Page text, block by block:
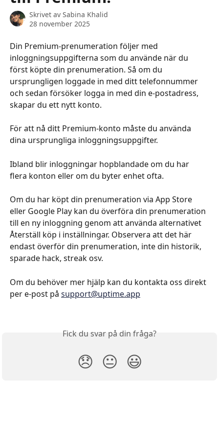
Skrivet av Sabina Khalid
28 november 2025
Din Premium-prenumeration följer med
inloggningsuppgifterna som du använde när du
först köpte din prenumeration. Så om du
ursprungligen loggade in med ditt telefonnummer
och sedan försöker logga in med din e-postadress,
skapar du ett nytt konto.
För att nå ditt Premium-konto måste du använda
dina ursprungliga inloggningsuppgifter.
Ibland blir inloggningar hopblandade om du har
flera konton eller om du byter enhet ofta.
Om du har köpt din prenumeration via App Store
eller Google Play kan du överföra din prenumeration
till en ny inloggning genom att använda alternativet
Återställ köp i inställningar. Observera att det här
endast överför din prenumeration, inte din historik,
sparade hack, streak osv.
Om du behöver mer hjälp kan du kontakta oss direkt
per e-post på support@uptime.app
Fick du svar på din fråga?
😞 😐 😃